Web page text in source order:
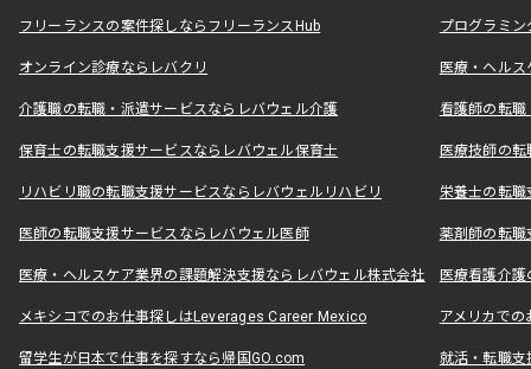
フリーランスの案件探しならフリーランスHub プログラミ
オンライン診療ならレバクリ 医療・ヘル
介護職の転職・派遣サービスならレバウェル介護 看護師の転
保育士の転職支援サービスならレバウェル保育士 医療技師の
リハビリ職の転職支援サービスならレバウェルリハビリ 栄養士の転
医師の転職支援サービスならレバウェル医師 薬剤師の転
医療・ヘルスケア業界の課題解決支援ならレバウェル株式会社 医療看護介
メキシコでのお仕事探しはLeverages Career Mexico アメリカで
留学生が日本で仕事を探すなら帰国GO.com 就活・転職